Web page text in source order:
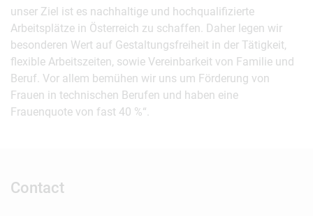
unser Ziel ist es nachhaltige und hochqualifizierte
Arbeitsplätze in Österreich zu schaffen. Daher legen wir
besonderen Wert auf Gestaltungsfreiheit in der Tätigkeit,
flexible Arbeitszeiten, sowie Vereinbarkeit von Familie und
Beruf. Vor allem bemühen wir uns um Förderung von
Frauen in technischen Berufen und haben eine
Frauenquote von fast 40 %“.
Contact